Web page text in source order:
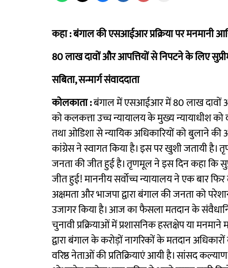
कहा : बंगाल की एसआईआर प्रक्रिया पर मनमानी
80 लाख दावों और आपत्तियों से निपटने के लिए
सबिता, सन्मार्ग संवाददाता
कोलकाता :बंगाल में एसआईआर में 80 लाख दावों
को कलकत्ता उच्च न्यायालय के मुख्य न्यायाधीश को
तथा ओडिशा से न्यायिक अधिकारियों को बुलाने
कांग्रेस ने स्वागत किया है। इस पर खुशी जतायी
जनता की जीत हुई है। तृणमूल ने इस दिन कहा कि
जीत हुई! माननीय सर्वोच्च न्यायालय ने एक बार
अक्षमता और भाजपा द्वारा बंगाल की जनता को
उजागर किया है। आज का फैसला मतदान के
चुनावी प्रक्रियाओं में प्रशासनिक हस्तक्षेप या
द्वारा बंगाल के करोड़ों नागरिकों के मतदान
वरिष्ठ नेताओं की प्रतिक्रियाएं आयी है। सांसद कल्याण